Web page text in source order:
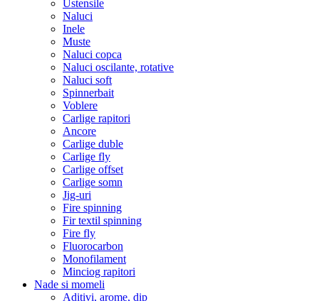
Ustensile
Naluci
Inele
Muste
Naluci copca
Naluci oscilante, rotative
Naluci soft
Spinnerbait
Voblere
Carlige rapitori
Ancore
Carlige duble
Carlige fly
Carlige offset
Carlige somn
Jig-uri
Fire spinning
Fir textil spinning
Fire fly
Fluorocarbon
Monofilament
Minciog rapitori
Nade si momeli
Aditivi, arome, dip